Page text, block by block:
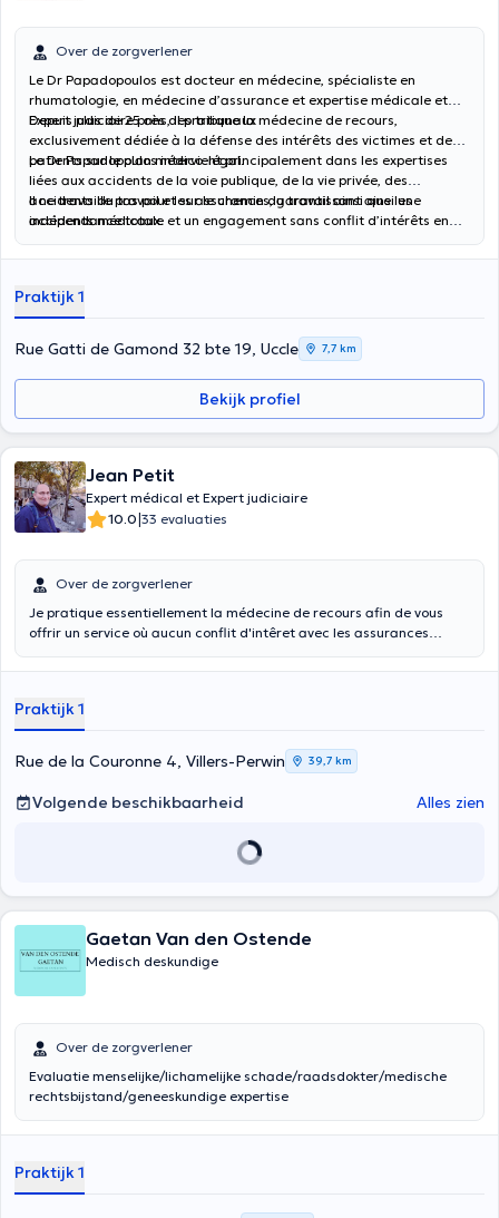
Over de zorgverlener
Le Dr Papadopoulos est docteur en médecine, spécialiste en
rhumatologie, en médecine d’assurance et expertise médicale et
Expert judiciaire près des tribunaux
Depuis plus de 25 ans, il pratique la médecine de recours,
exclusivement dédiée à la défense des intérêts des victimes et des
patients sur le plan médico-légal.
Le Dr Papadopoulos intervient principalement dans les expertises
liées aux accidents de la voie publique, de la vie privée, des
accidents du travail et sur le chemin du travail ainsi que les
accidents médicaux.
Il ne travaille pas pour les assurances, garantissant ainsi une
indépendance totale et un engagement sans conflit d’intérêts en
Praktijk 1
Rue Gatti de Gamond 32 bte 19, Uccle 7,7 km
Bekijk profiel
Jean Petit
Expert médical et Expert judiciaire
10.0|33 evaluaties
Over de zorgverlener
Je pratique essentiellement la médecine de recours afin de vous
offrir un service où aucun conflit d'intêret avec les assurances
Comité d'éthique du Grand Hopital de Charleroi
Praktijk 1
Rue de la Couronne 4, Villers-Perwin 39,7 km
Volgende beschikbaarheid Alles zien
Gaetan Van den Ostende
Medisch deskundige
Over de zorgverlener
Evaluatie menselijke/lichamelijke schade/raadsdokter/medische
rechtsbijstand/geneeskundige expertise
Praktijk 1